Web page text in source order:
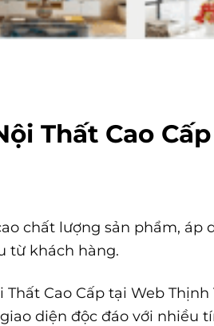
Thất Cao Cấp
chất lượng sản phẩm, áp
từ khách hàng.
Cao Cấp tại Web
diện độc đáo với